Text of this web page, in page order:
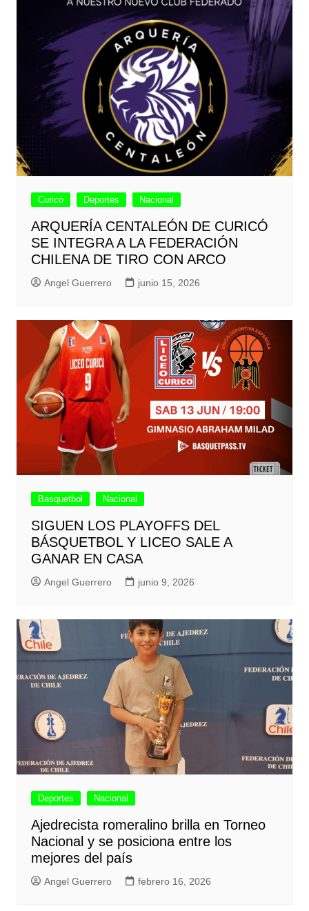
Curicó Deportes Nacional
ARQUERÍA CENTALEÓN DE CURICÓ
SE INTEGRA A LA FEDERACIÓN
CHILENA DE TIRO CON ARCO
Angel Guerrero junio 15, 2026
Basquetbol Nacional
SIGUEN LOS PLAYOFFS DEL
BÁSQUETBOL Y LICEO SALE A
GANAR EN CASA
Angel Guerrero junio 9, 2026
Deportes Nacional
Ajedrecista romeralino brilla en Torneo
Nacional y se posiciona entre los
mejores del país
Angel Guerrero febrero 16, 2026